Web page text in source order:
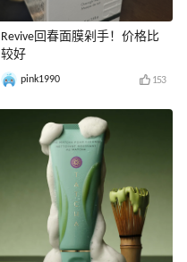
Revive回春面膜剁手！价格比
较好
pink1990 153